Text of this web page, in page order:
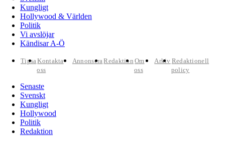
Kungligt
Hollywood & Världen
Politik
Vi avslöjar
Kändisar A-Ö
TipsaKontakta
oss
AnnonseraRedaktion Om
oss
Arkiv Redaktionell
policy
Senaste
Svenskt
Kungligt
Hollywood
Politik
Redaktion